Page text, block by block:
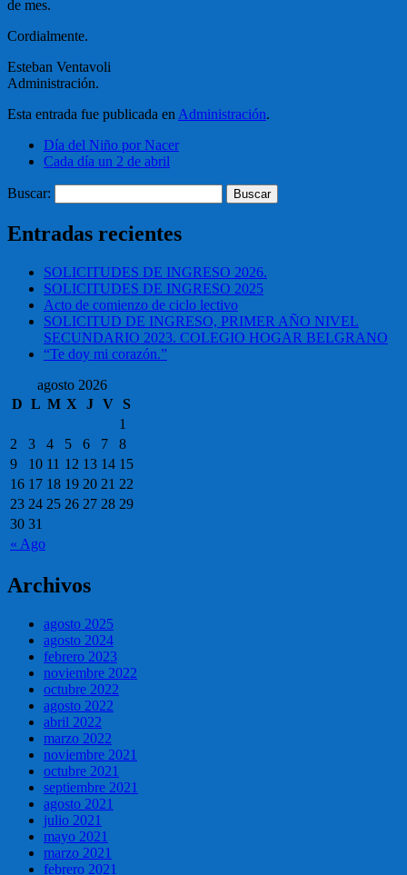
de mes.
Cordialmente.
Esteban Ventavoli
Administración.
Esta entrada fue publicada en Administración.
Día del Niño por Nacer
Cada día un 2 de abril
Buscar:
Entradas recientes
SOLICITUDES DE INGRESO 2026.
SOLICITUDES DE INGRESO 2025
Acto de comienzo de ciclo lectivo
SOLICITUD DE INGRESO, PRIMER AÑO NIVEL
SECUNDARIO 2023. COLEGIO HOGAR BELGRANO
“Te doy mi corazón.”
agosto 2026
D L M X J V S
« Ago
1
2
3 4 5 6 7
8
9
10 11 12 13 14 15
16 17 18 19 20 21 22
23 24 25 26 27 28 29
30 31
Archivos
agosto 2025
agosto 2024
febrero 2023
noviembre 2022
octubre 2022
agosto 2022
abril 2022
marzo 2022
noviembre 2021
octubre 2021
septiembre 2021
agosto 2021
julio 2021
mayo 2021
marzo 2021
febrero 2021